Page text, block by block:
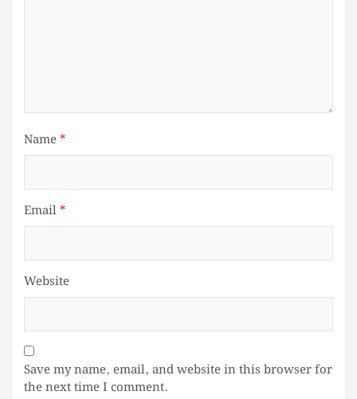
Name*
Email*
Website
Save my name, email, and website in this browser for
the next time I comment.